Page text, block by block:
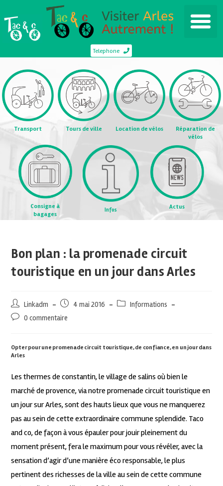
Telephone
Transport Tours de ville Location de vélos
Réparation de
vélos
Consigne à
bagages
Infos Actus
Bon plan : la promenade circuit
touristique en un jour dans Arles
Linkadm 4 mai 2016
Informations
0 commentaire
Opter pour une promenade circuit touristique, de confiance, en un jour dans
Arles
Les thermes de constantin, le village de salins où bien le
marché de provence, via notre promenade circuit touristique en
un jour sur Arles, sont des hauts lieux que vous ne manquerez
pas au sein de cette extraordinaire commune splendide. Taco
and co, de façon à vous épauler pour jouir pleinement du
moment présent, fera le maximum pour vous révéler, avec la
sensation d’agir d’une manière éco responsable, le plus
pertinent des richesses de la ville au sein de cette commune